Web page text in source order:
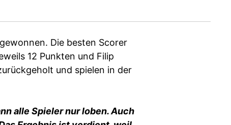
Die besten Scorer
12 Punkten und Filip
und spielen in der
alle Spieler nur loben. Auch